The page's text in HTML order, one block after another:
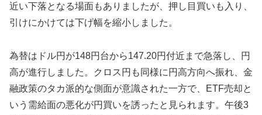
近い下落となる場面もありましたが、押し目買いも入り、
引けにかけては下げ幅を縮小しました。
為替はドル円が148円台から147.20円付近まで急落し、円
高が進行しました。クロス円も同様に円高方向へ振れ、金
融政策のタカ派的な側面が意識された一方で、ETF売却と
いう需給面の悪化が円買いを誘ったと見られます。午後3